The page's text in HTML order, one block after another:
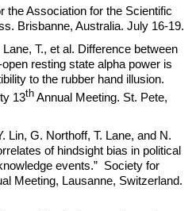
the Association for the Scientific
Brisbanne, Australia. July 16-19.
T., et al. Difference between
resting state alpha power is
to the rubber hand illusion.
13thAnnual Meeting. St. Pete,
Lin, G. Northoff, T. Lane, and N.
of hindsight bias in political
events.” Society for
Meeting, Lausanne, Switzerland.